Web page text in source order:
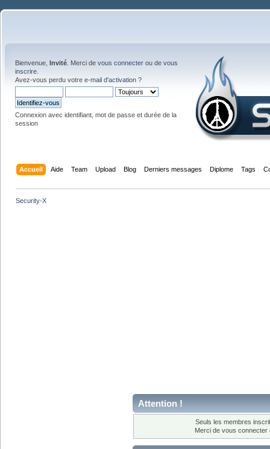
Bienvenue, Invité . Merci de vous connecter ou de vous
inscrire
Avez-vous perdu votre e-mail d'activation ?
Connexion avec identifiant, mot de passe et durée de la
session
Accueil Aide Team Upload Blog Derniers messages Diplome Tags
Security-X
Attention !
Seuls les membres
Merci de vous